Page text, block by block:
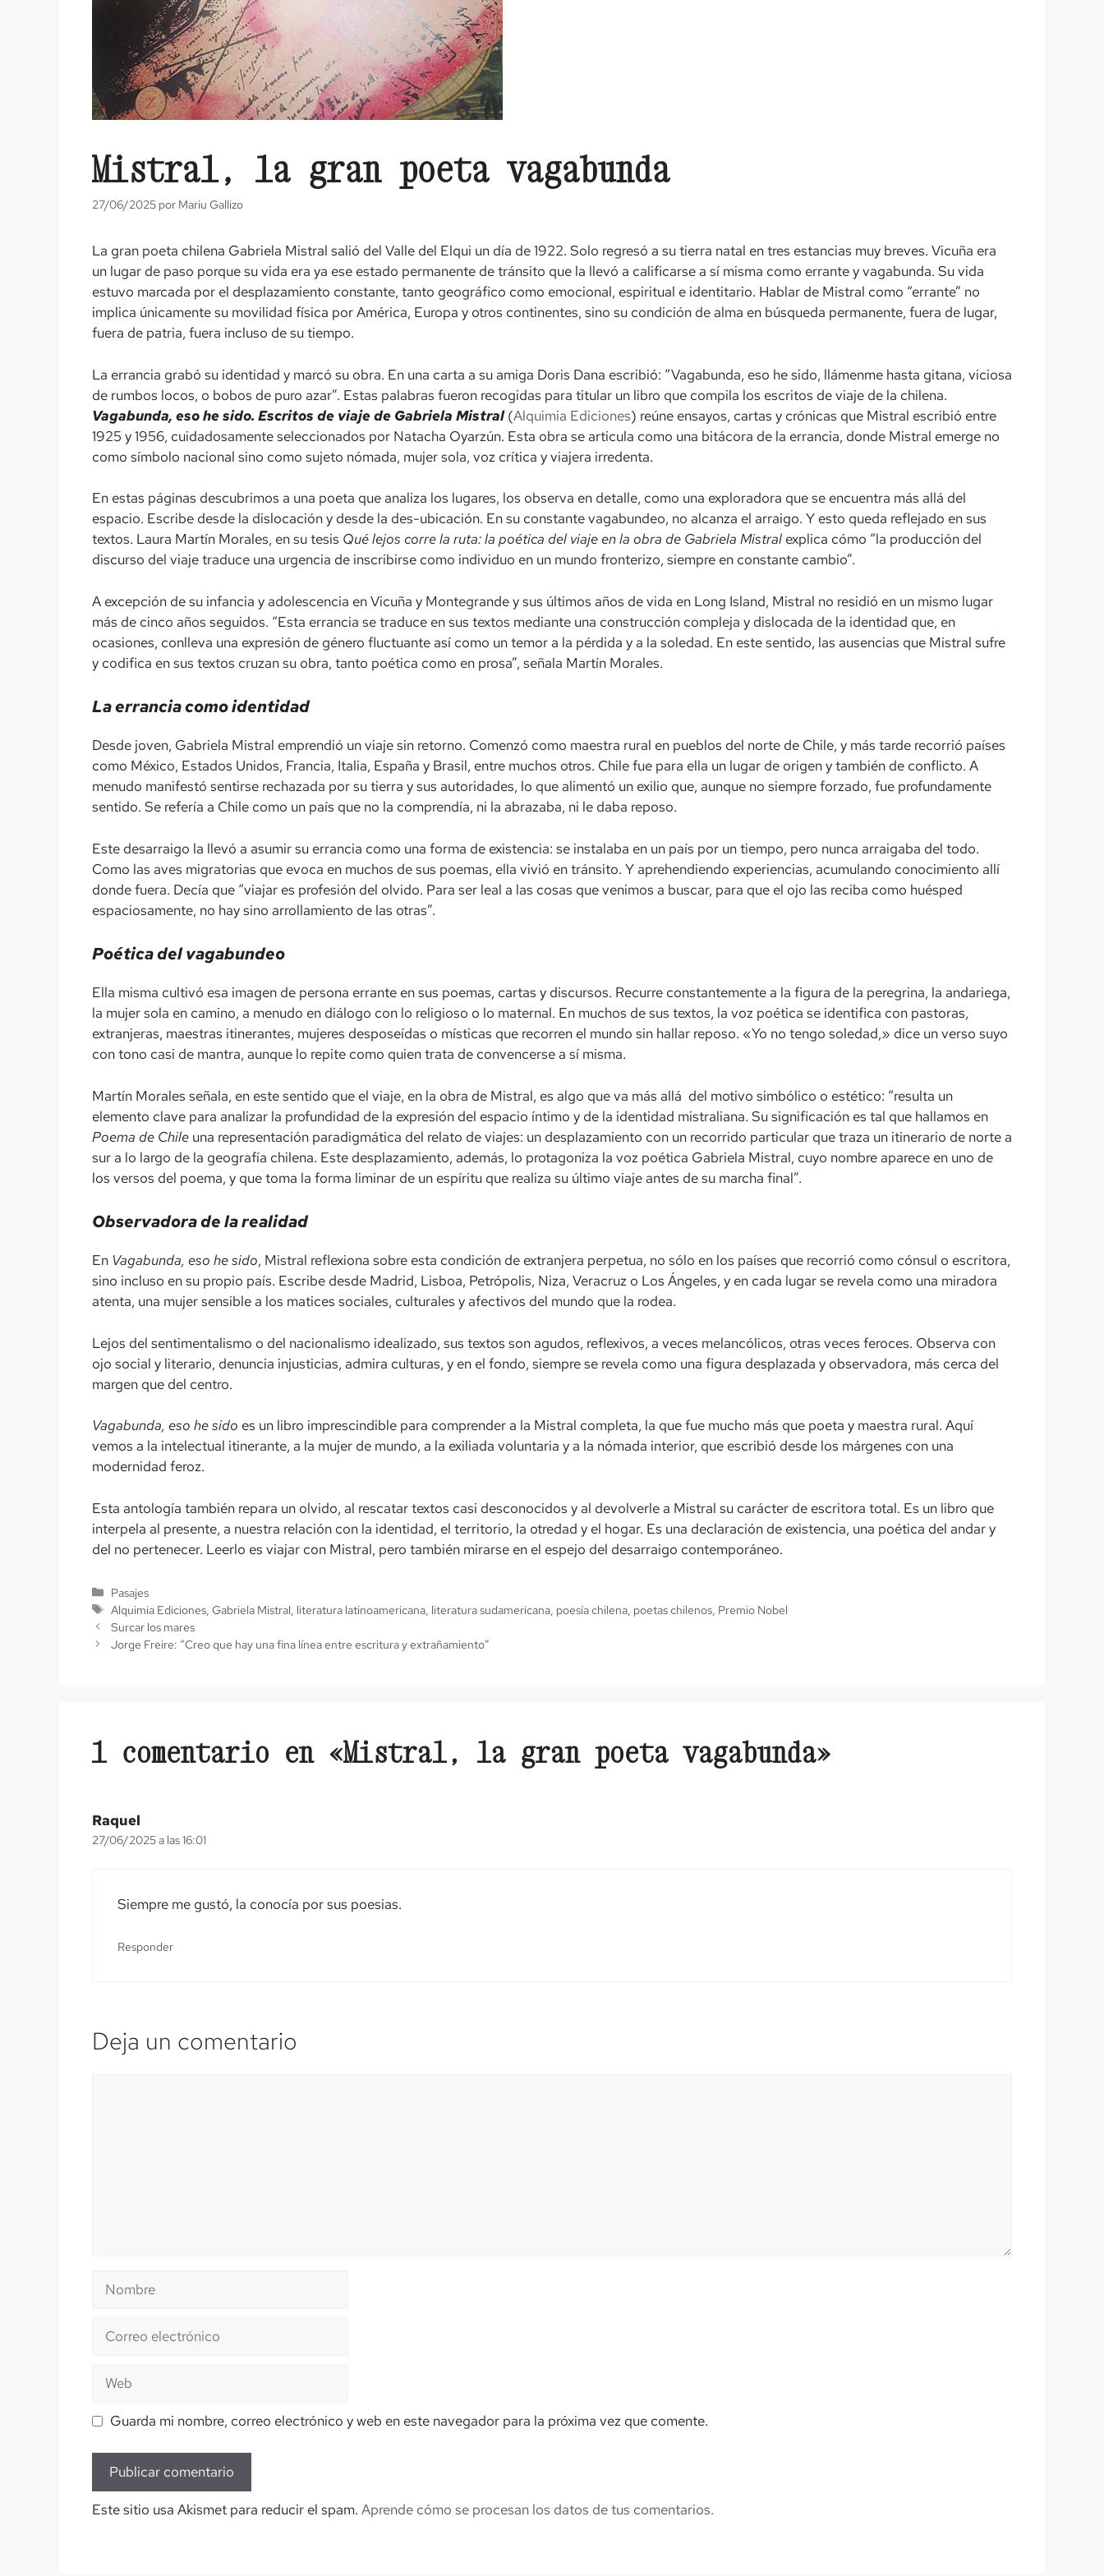
Mistral, la gran poeta vagabunda
27/06/2025 por Mariu Gallizo
La gran poeta chilena Gabriela Mistral salió del Valle del Elqui un día de 1922. Solo regresó a su tierra natal en tres estancias muy breves. Vicuña era
un lugar de paso porque su vida era ya ese estado permanente de tránsito que la llevó a calificarse a sí misma como errante y vagabunda. Su vida
estuvo marcada por el desplazamiento constante, tanto geográfico como emocional, espiritual e identitario. Hablar de Mistral como “errante” no
implica únicamente su movilidad física por América, Europa y otros continentes, sino su condición de alma en búsqueda permanente, fuera de lugar,
fuera de patria, fuera incluso de su tiempo.
La errancia grabó su identidad y marcó su obra. En una carta a su amiga Doris Dana escribió: “Vagabunda, eso he sido, llámenme hasta gitana, viciosa
de rumbos locos, o bobos de puro azar”. Estas palabras fueron recogidas para titular un libro que compila los escritos de viaje de la chilena.
Vagabunda, eso he sido. Escritos de viaje de Gabriela Mistral(Alquimia Ediciones) reúne ensayos, cartas y crónicas que Mistral escribió entre
1925 y 1956, cuidadosamente seleccionados por Natacha Oyarzún. Esta obra se articula como una bitácora de la errancia, donde Mistral emerge no
como símbolo nacional sino como sujeto nómada, mujer sola, voz crítica y viajera irredenta.
En estas páginas descubrimos a una poeta que analiza los lugares, los observa en detalle, como una exploradora que se encuentra más allá del
espacio. Escribe desde la dislocación y desde la des-ubicación. En su constante vagabundeo, no alcanza el arraigo. Y esto queda reflejado en sus
textos. Laura Martín Morales, en su tesis Qué lejos corre la ruta: la poética del viaje en la obra de Gabriela Mistral explica cómo “la producción del
discurso del viaje traduce una urgencia de inscribirse como individuo en un mundo fronterizo, siempre en constante cambio”.
A excepción de su infancia y adolescencia en Vicuña y Montegrande y sus últimos años de vida en Long Island, Mistral no residió en un mismo lugar
más de cinco años seguidos. “Esta errancia se traduce en sus textos mediante una construcción compleja y dislocada de la identidad que, en
ocasiones, conlleva una expresión de género fluctuante así como un temor a la pérdida y a la soledad. En este sentido, las ausencias que Mistral sufre
y codifica en sus textos cruzan su obra, tanto poética como en prosa”, señala Martín Morales.
La errancia como identidad
Desde joven, Gabriela Mistral emprendió un viaje sin retorno. Comenzó como maestra rural en pueblos del norte de Chile, y más tarde recorrió países
como México, Estados Unidos, Francia, Italia, España y Brasil, entre muchos otros. Chile fue para ella un lugar de origen y también de conflicto. A
menudo manifestó sentirse rechazada por su tierra y sus autoridades, lo que alimentó un exilio que, aunque no siempre forzado, fue profundamente
sentido. Se refería a Chile como un país que no la comprendía, ni la abrazaba, ni le daba reposo.
Este desarraigo la llevó a asumir su errancia como una forma de existencia: se instalaba en un país por un tiempo, pero nunca arraigaba del todo.
Como las aves migratorias que evoca en muchos de sus poemas, ella vivió en tránsito. Y aprehendiendo experiencias, acumulando conocimiento allí
donde fuera. Decía que “viajar es profesión del olvido. Para ser leal a las cosas que venimos a buscar, para que el ojo las reciba como huésped
espaciosamente, no hay sino arrollamiento de las otras”.
Poética del vagabundeo
Ella misma cultivó esa imagen de persona errante en sus poemas, cartas y discursos. Recurre constantemente a la figura de la peregrina, la andariega,
la mujer sola en camino, a menudo en diálogo con lo religioso o lo maternal. En muchos de sus textos, la voz poética se identifica con pastoras,
extranjeras, maestras itinerantes, mujeres desposeídas o místicas que recorren el mundo sin hallar reposo. «Yo no tengo soledad,» dice un verso suyo
con tono casi de mantra, aunque lo repite como quien trata de convencerse a sí misma.
Martín Morales señala, en este sentido que el viaje, en la obra de Mistral, es algo que va más allá del motivo simbólico o estético: “resulta un
elemento clave para analizar la profundidad de la expresión del espacio íntimo y de la identidad mistraliana. Su significación es tal que hallamos en
Poema de Chile una representación paradigmática del relato de viajes: un desplazamiento con un recorrido particular que traza un itinerario de norte a
sur a lo largo de la geografía chilena. Este desplazamiento, además, lo protagoniza la voz poética Gabriela Mistral, cuyo nombre aparece en uno de
los versos del poema, y que toma la forma liminar de un espíritu que realiza su último viaje antes de su marcha final”.
Observadora de la realidad
En Vagabunda, eso he sido, Mistral reflexiona sobre esta condición de extranjera perpetua, no sólo en los países que recorrió como cónsul o escritora,
sino incluso en su propio país. Escribe desde Madrid, Lisboa, Petrópolis, Niza, Veracruz o Los Ángeles, y en cada lugar se revela como una miradora
atenta, una mujer sensible a los matices sociales, culturales y afectivos del mundo que la rodea.
Lejos del sentimentalismo o del nacionalismo idealizado, sus textos son agudos, reflexivos, a veces melancólicos, otras veces feroces. Observa con
ojo social y literario, denuncia injusticias, admira culturas, y en el fondo, siempre se revela como una figura desplazada y observadora, más cerca del
margen que del centro.
Vagabunda, eso he sido es un libro imprescindible para comprender a la Mistral completa, la que fue mucho más que poeta y maestra rural. Aquí
vemos a la intelectual itinerante, a la mujer de mundo, a la exiliada voluntaria y a la nómada interior, que escribió desde los márgenes con una
modernidad feroz.
Esta antología también repara un olvido, al rescatar textos casi desconocidos y al devolverle a Mistral su carácter de escritora total. Es un libro que
interpela al presente, a nuestra relación con la identidad, el territorio, la otredad y el hogar. Es una declaración de existencia, una poética del andar y
del no pertenecer. Leerlo es viajar con Mistral, pero también mirarse en el espejo del desarraigo contemporáneo.
Categorías
Pasajes
Etiquetas
Alquimia Ediciones ,Gabriela Mistral literatura latinoamericana literatura sudamericana poesía chilena poetas chilenos Premio Nobel
Surcar los mares
Jorge Freire: “Creo que hay una fina línea entre escritura y extrañamiento”
1 comentario en «Mistral, la gran poeta vagabunda»
Raquel
27/06/2025 a las 16:01
Siempre me gustó, la conocía por sus poesias.
Responder
Deja un comentario
Nombre
electrónico
Guarda mi nombre, correo electrónico y web en este navegador para la próxima vez que comente.
Este sitio usa Akismet para reducir el spam. Aprende cómo se procesan los datos de tus comentarios.